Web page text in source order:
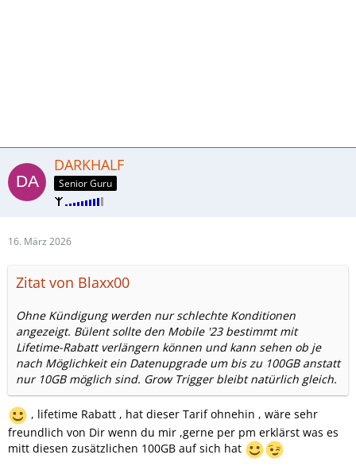
DARKHALF
Senior Guru
16. März 2026
Zitat von Blaxx00
Ohne Kündigung werden nur schlechte Konditionen
angezeigt. Bülent sollte den Mobile '23 bestimmt mit
Lifetime-Rabatt verlängern können und kann sehen ob je
nach Möglichkeit ein Datenupgrade um bis zu 100GB anstatt
nur 10GB möglich sind. Grow Trigger bleibt natürlich gleich.
, lifetime Rabatt , hat dieser Tarif ohnehin , wäre sehr
freundlich von Dir wenn du mir ,gerne per pm erklärst was es
mitt diesen zusätzlichen 100GB auf sich hat